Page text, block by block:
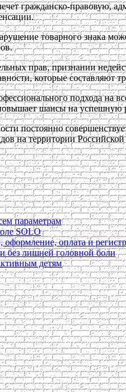
гражданско-правовую,
товарного знака
прав, признании
которые составляют
подхода на
шансы на
постоянно
на территории
параметрам
SOLO
оплата и
и без лишней головной боли
детям